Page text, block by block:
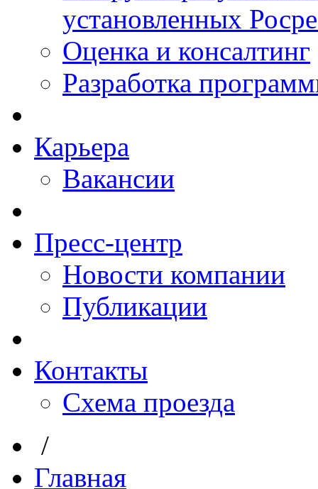
установленных
Оценка и консалтинг
Разработка
Карьера
Вакансии
Пресс-центр
Новости компании
Публикации
Контакты
Схема проезда
/
Главная